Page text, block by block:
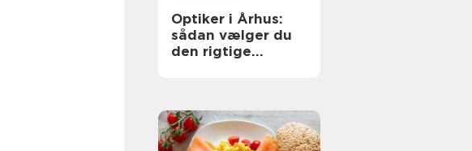
Optiker i Århus:
sådan vælger du
den rigtige